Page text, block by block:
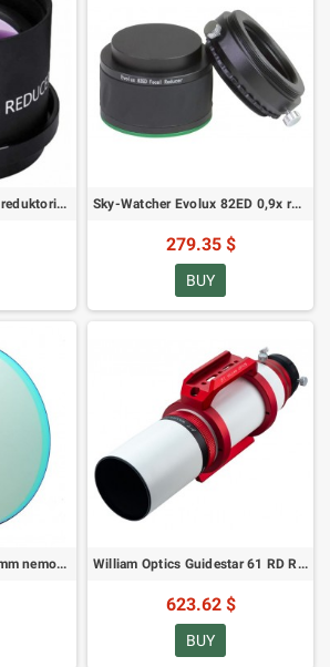
Askar f / 3.9 viso kadro reduktorius FRA400 / FRA500 lauko lyginimo astrografui (SKU: ASRED72) Sky-Watcher Evolux 82ED 0,9x reduktorius / korektorius
279.35 $
BUY
Antlia SII 3 nm Pro 31 mm nemontuojamas siaurajuostis filtras William Optics Guidestar 61 RD Raudonas APO (M-GS61-RD)
623.62 $
BUY